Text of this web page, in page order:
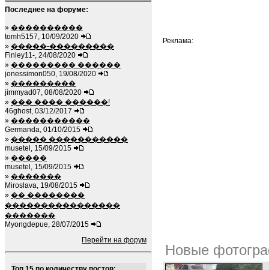
Последнее на форуме:
» ����������
tomh5157, 10/09/2020
» �����-���������
Finley11-, 24/08/2020
» ��������� ������
jonessimon050, 19/08/2020
» ���������
jimmyad07, 08/08/2020
» ��� ���� ������!
46ghost, 03/12/2017
» �����������
Germanda, 01/10/2015
» ����� �����������
musetel, 15/09/2015
» �����
musetel, 15/09/2015
» �������
Miroslava, 19/08/2015
» �� ��������
����������������
�������
Myongdepue, 28/07/2015
Перейти на форум
Реклама:
Новые